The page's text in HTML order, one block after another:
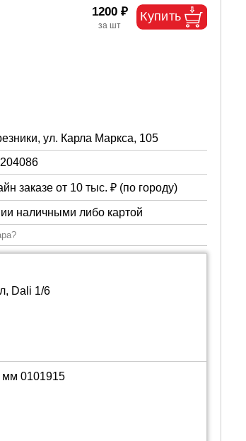
1200 ₽
ул. Карла Маркса, 105
заказе от 10 тыс. ₽ (по городу)
наличными либо картой
Dali 1/6
мм 0101915